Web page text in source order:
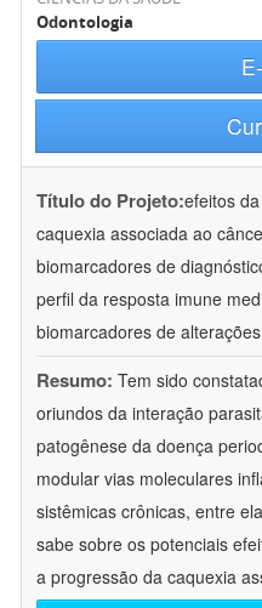
Odontologia
Título do Projeto:efeitos
caquexia associada ao
biomarcadores de
perfil da resposta imune
biomarcadores de
Resumo: Tem sido
oriundos da interação
patogênese da doença
modular vias moleculares
sistêmicas crônicas, entre
sabe sobre os potenciais
a progressão da caquexia